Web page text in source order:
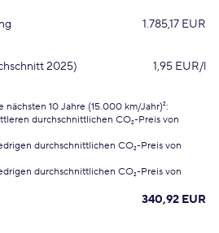
1.785,17 EUR
2025) 1,95 EUR/l
10 Jahre (15.000 km/Jahr)²:
durchschnittlichen CO₂-Preis von
durchschnittlichen CO₂-Preis von
durchschnittlichen CO₂-Preis von
340,92 EUR